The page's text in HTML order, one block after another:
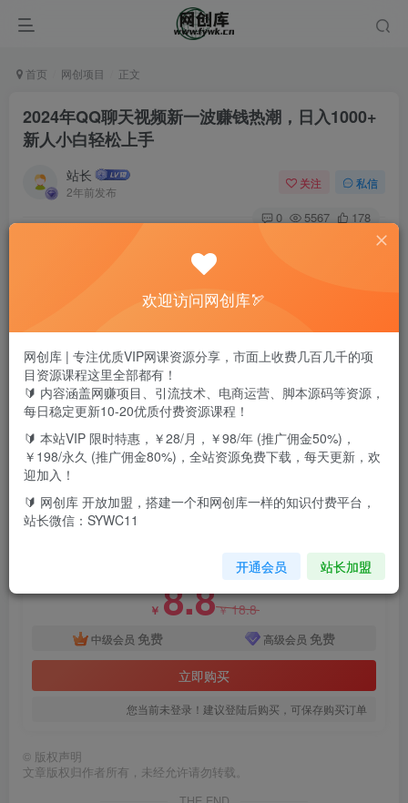
首页 网创项目 正文
2024年QQ聊天视频新一波赚钱热潮，日入1000+
新人小白轻松上手
站长
2年前发布
关注 私信
0 5567 178
项目介绍:2024年QQ聊天视频新一波赚钱热潮，日入1000+
新人小白轻松上手详细教程我已经录制完成
￥ 8.8￥18.8
中级会员 免费 高级会员 免费
立即购买
您当前未登录！建议登陆后购买，可保存购买订单
付费资源
© 版权声明
文章版权归作者所有，未经允许请勿转载。
欢迎访问网创库🏹
网创库 | 专注优质VIP网课资源分享，市面上收费几百几千的项
目资源课程这里全部都有！
🔰 内容涵盖网赚项目、引流技术、电商运营、脚本源码等资源，
每日稳定更新10-20优质付费资源课程！
🔰 本站VIP 限时特惠，￥28/月，￥98/年 (推广佣金50%)，
￥198/永久 (推广佣金80%)，全站资源免费下载，每天更新，欢
迎加入！
🔰 网创库 开放加盟，搭建一个和网创库一样的知识付费平台，
站长微信：SYWC11
开通会员 站长加盟